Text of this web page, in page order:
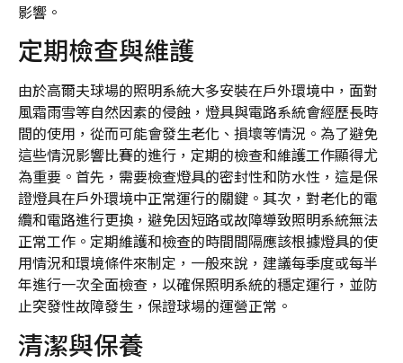
影響。
定期檢查與維護
由於高爾夫球場的照明系統大多安裝在戶外環境中，面對
風霜雨雪等自然因素的侵蝕，燈具與電路系統會經歷長時
間的使用，從而可能會發生老化、損壞等情況。為了避免
這些情況影響比賽的進行，定期的檢查和維護工作顯得尤
為重要。首先，需要檢查燈具的密封性和防水性，這是保
證燈具在戶外環境中正常運行的關鍵。其次，對老化的電
纜和電路進行更換，避免因短路或故障導致照明系統無法
正常工作。定期維護和檢查的時間間隔應該根據燈具的使
用情況和環境條件來制定，一般來說，建議每季度或每半
年進行一次全面檢查，以確保照明系統的穩定運行，並防
止突發性故障發生，保證球場的運營正常。
清潔與保養